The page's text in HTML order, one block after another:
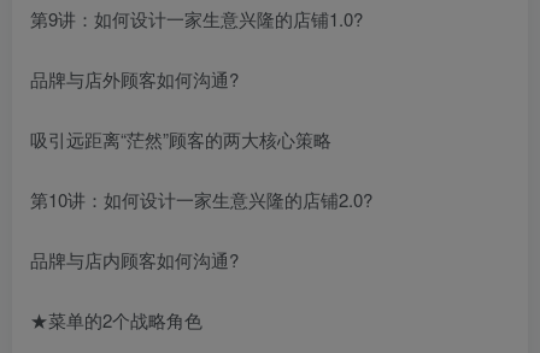
第9讲：如何设计一家生意兴隆的店铺1.0?
品牌与店外顾客如何沟通?
吸引远距离“茫然”顾客的两大核心策略
第10讲：如何设计一家生意兴隆的店铺2.0?
品牌与店内顾客如何沟通?
★菜单的2个战略角色